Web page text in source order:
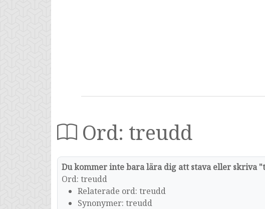
Ord: treudd
Du kommer inte bara lära dig att stava eller skriva
Ord: treudd
Relaterade ord: treudd
Synonymer: treudd